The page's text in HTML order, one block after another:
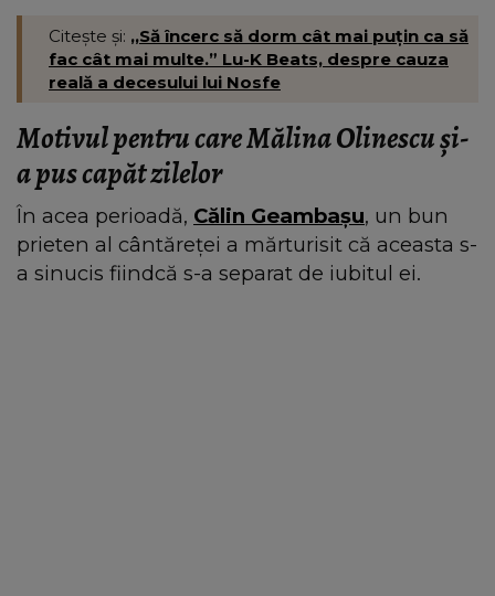
Citește și: ,,Să încerc să dorm cât mai puțin ca să
fac cât mai multe.” Lu-K Beats, despre cauza
reală a decesului lui Nosfe
Motivul pentru care Mălina Olinescu și-
a pus capăt zilelor
În acea perioadă, Călin Geambașu, un bun
prieten al cântăreței a mărturisit că aceasta s-
a sinucis fiindcă s-a separat de iubitul ei.